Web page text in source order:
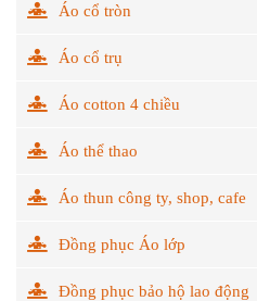
Áo cổ tròn
Áo cổ trụ
Áo cotton 4 chiều
Áo thể thao
Áo thun công ty, shop, cafe
Đồng phục Áo lớp
Đồng phục bảo hộ lao động